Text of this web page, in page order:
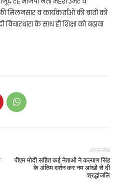
मिलनसार व कार्यकर्ताओं की बातों को
विचारधारा के साथ ही शिक्षा को बढ़ावा
अगला लेख
पीएम मोदी सहित कई नेताओं ने कल्याण सिंह
के अंतिम दर्शन कर नम आंखों से दी
श्रद्धांजलि